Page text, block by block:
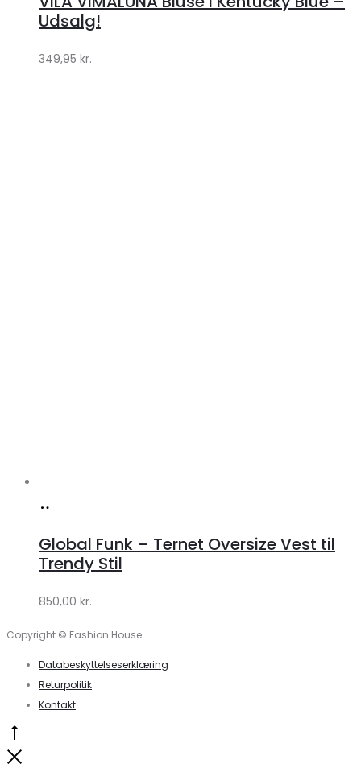
Klædeskabet.dk
Udsalg!
349,95 kr.
Lykke
Lykke
Global Funk – Ternet Oversize Vest til
Trendy Stil
850,00 kr.
Copyright © Fashion House
Databeskyttelseserklæring
Returpolitik
Kontakt